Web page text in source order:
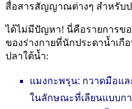
สื่อสารสัญญาณต่างๆ สำหรับป
ได้ไม่มีปัญหา! นี่คือรายการข
ของร่างกายที่นักประดาน้ำเ
ปลาใต้น้ำ:
แมงกะพรุน: กวาดมือแ
ในลักษณะที่เลียนแบบก